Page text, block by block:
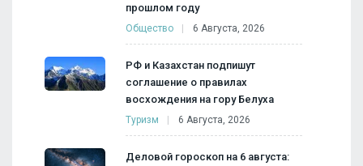
прошлом году
Общество 6 Августа, 2026
РФ и Казахстан подпишут
соглашение о правилах
восхождения на гору Белуха
Туризм 6 Августа, 2026
Деловой гороскоп на 6 августа: